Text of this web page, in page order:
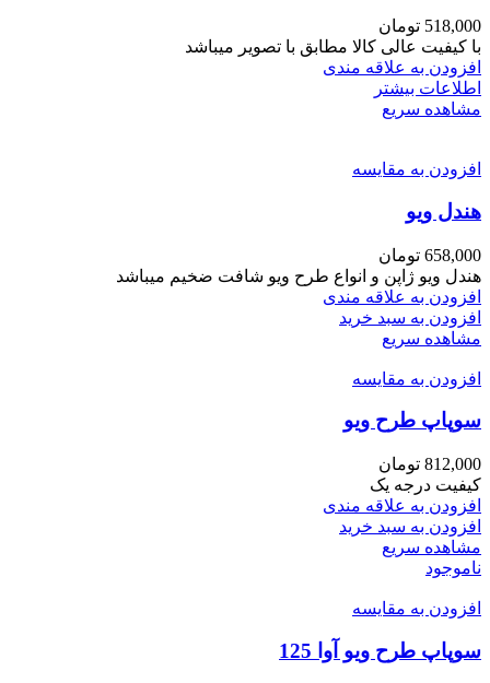
518,000 تومان
با کیفیت عالی کالا مطابق با تصویر میباشد
افزودن به علاقه مندی
اطلاعات بیشتر
مشاهده سریع
افزودن به مقایسه
هندل ویو
658,000 تومان
هندل ویو ژاپن و انواع طرح ویو شافت ضخیم میباشد
افزودن به علاقه مندی
افزودن به سبد خرید
مشاهده سریع
افزودن به مقایسه
سوپاپ طرح ویو
812,000 تومان
کیفیت درجه یک
افزودن به علاقه مندی
افزودن به سبد خرید
مشاهده سریع
ناموجود
افزودن به مقایسه
سوپاپ طرح ویو آوا 125